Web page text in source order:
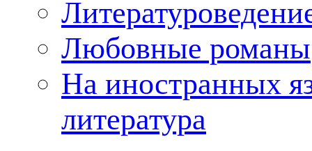
Любовные романы
На иностранных
литература